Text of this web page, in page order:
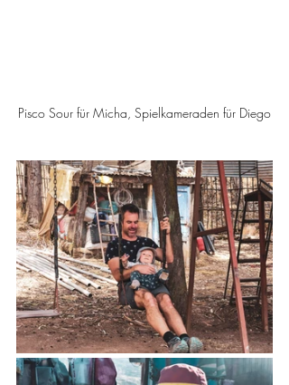
Pisco Sour für Micha, Spielkameraden für Diego